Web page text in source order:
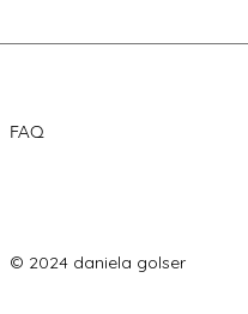
FAQ
© 2024 daniela golser